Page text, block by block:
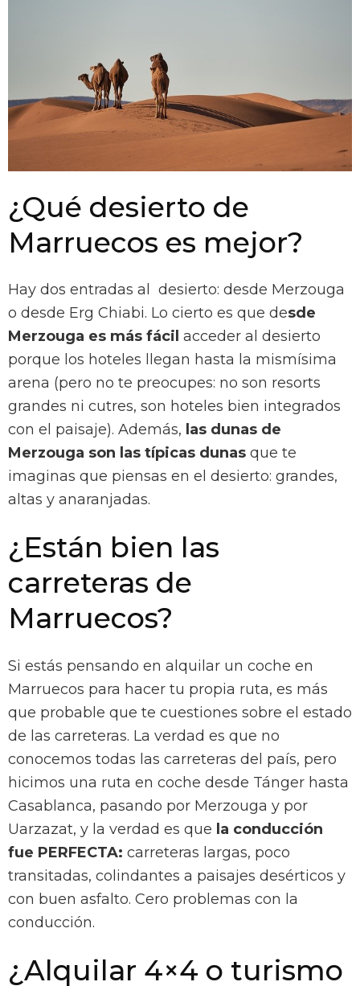
¿Qué desierto de
Marruecos es mejor?
Hay dos entradas al desierto: desde Merzouga
o desde Erg Chiabi. Lo cierto es que desde
Merzouga es más fácil acceder al desierto
porque los hoteles llegan hasta la mismísima
arena (pero no te preocupes: no son resorts
grandes ni cutres, son hoteles bien integrados
con el paisaje). Además, las dunas de
Merzouga son las típicas dunas que te
imaginas que piensas en el desierto: grandes,
altas y anaranjadas.
¿Están bien las
carreteras de
Marruecos?
Si estás pensando en alquilar un coche en
Marruecos para hacer tu propia ruta, es más
que probable que te cuestiones sobre el estado
de las carreteras. La verdad es que no
conocemos todas las carreteras del país, pero
hicimos una ruta en coche desde Tánger hasta
Casablanca, pasando por Merzouga y por
Uarzazat, y la verdad es que la conducción
fue PERFECTA: carreteras largas, poco
transitadas, colindantes a paisajes desérticos y
con buen asfalto. Cero problemas con la
conducción.
¿Alquilar 4×4 o turismo